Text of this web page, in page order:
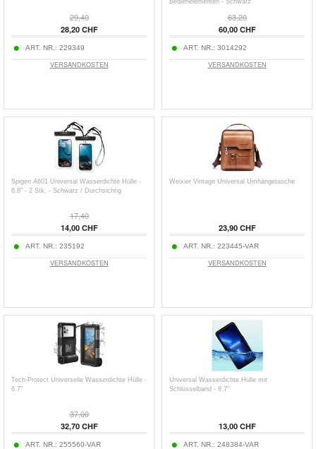
29,40
28,20 CHF
ART. NR.: 229349
VERSANDKOSTEN
63,20
60,00 CHF
ART. NR.: 3014292
VERSANDKOSTEN
Spigen A601 Universal Wasserdichte Hülle -
6.8" - 2 Stk. - Schwarz / Durchsichtig
17,40
14,00 CHF
ART. NR.: 235192
VERSANDKOSTEN
Weixier Vintage Universal Umhängetasche
23,90 CHF
ART. NR.: 223445-VAR
VERSANDKOSTEN
Tech-Protect Universelle Wasserdichte Hülle -
6.7"
37,00
32,70 CHF
ART. NR.: 255560-VAR
Universal Wasserdichte Hülle mit
Schlüsselband - 6.7"
13,00 CHF
ART. NR.: 248384-VAR